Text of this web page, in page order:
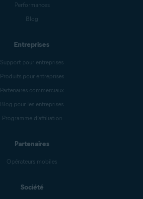
Performances
Blog
Entreprises
Support pour entreprises
Produits pour entreprises
Partenaires commerciaux
Blog pour les entreprises
Programme d’affiliation
Partenaires
Opérateurs mobiles
Société